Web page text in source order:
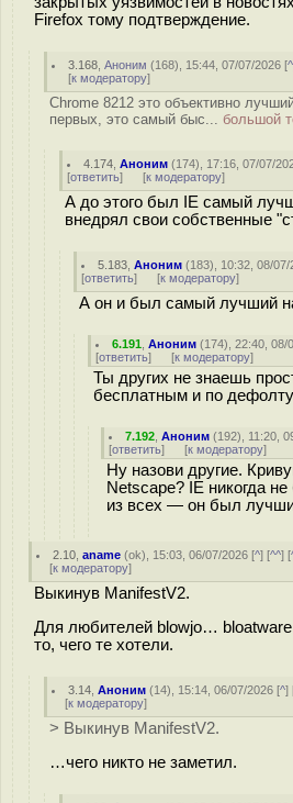
Firefox тому подтверждение.
3.168 ,Аноним (168), 15:44, 07/07/2026 [^
[к модератору]
Chrome 8212 это объективно
первых, это самый быс... большой
4.174 ,Аноним (174), 17:16, 07/07/
[ответить] [к модератору]
А до этого был IE самый
внедрял свои собственные
5.183 ,Аноним (183), 10:32, 08/07/
[ответить] [к модератору]
А он и был самый лучший
6.191 ,Аноним (174), 22:40, 08/
[ответить] [к модератору]
Ты других не знаешь
бесплатным и по
7.192 ,Аноним (192), 11:20,
[ответить] [к модератору]
Ну назови другие.
Netscape? IE никогда
из всех — он был
2.10 ,aname (ok), 15:03, 06/07/2026 [^] [^^] [
[к модератору]
Выкинув ManifestV2.
Для любителей blowjo…
то, чего те хотели.
3.14 ,Аноним (14), 15:14, 06/07/2026 [^]
[к модератору]
> Выкинув ManifestV2.
…чего никто не заметил.